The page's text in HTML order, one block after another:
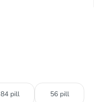
84 pill 56 pill